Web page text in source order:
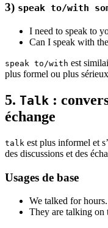
3) speak to/with
I need to speak to
Can I speak with
speak to/with est
plus formel ou plus
5. Talk :
échange
talk est plus informel et
des discussions et des
Usages de base
We talked for hours.
They are talking on